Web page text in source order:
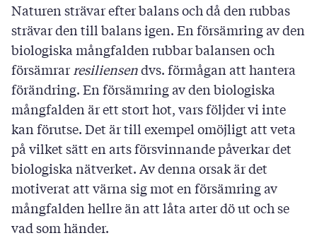
Naturen strävar efter balans och då den rubbas
strävar den till balans igen. En försämring av den
biologiska mångfalden rubbar balansen och
försämrarresiliensendvs. förmågan att hantera
förändring. En försämring av den biologiska
mångfalden är ett stort hot, vars följder vi inte
kan förutse. Det är till exempel omöjligt att veta
på vilket sätt en arts försvinnande påverkar det
biologiska nätverket. Av denna orsak är det
motiverat att värna sig mot en försämring av
mångfalden hellre än att låta arter dö ut och se
vad som händer.